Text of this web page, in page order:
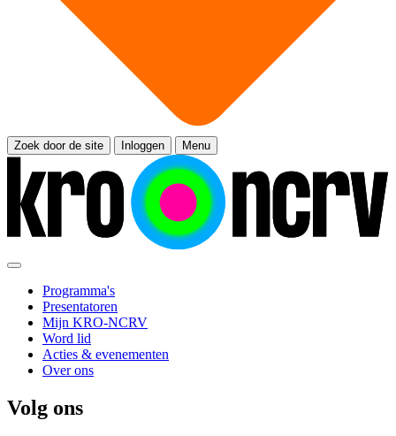
Zoek door de site Inloggen Menu
Programma's
Presentatoren
Mijn KRO-NCRV
Word lid
Acties & evenementen
Over ons
Volg ons